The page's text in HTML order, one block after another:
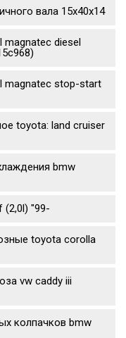
вала 15x40x14
diesel
magnatec stop-start
toyota: land cruiser
bmw
(2,0l) "99-
toyota corolla
vw caddy iii
колпачков bmw